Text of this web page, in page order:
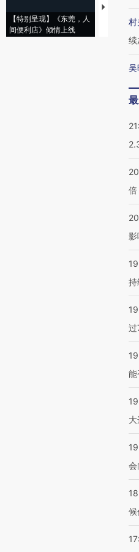
【特别呈现】《东莞，人
间便利店》倾情上线
【推广】
会，让数
村
续
吴
倍
影
持
能
会
候